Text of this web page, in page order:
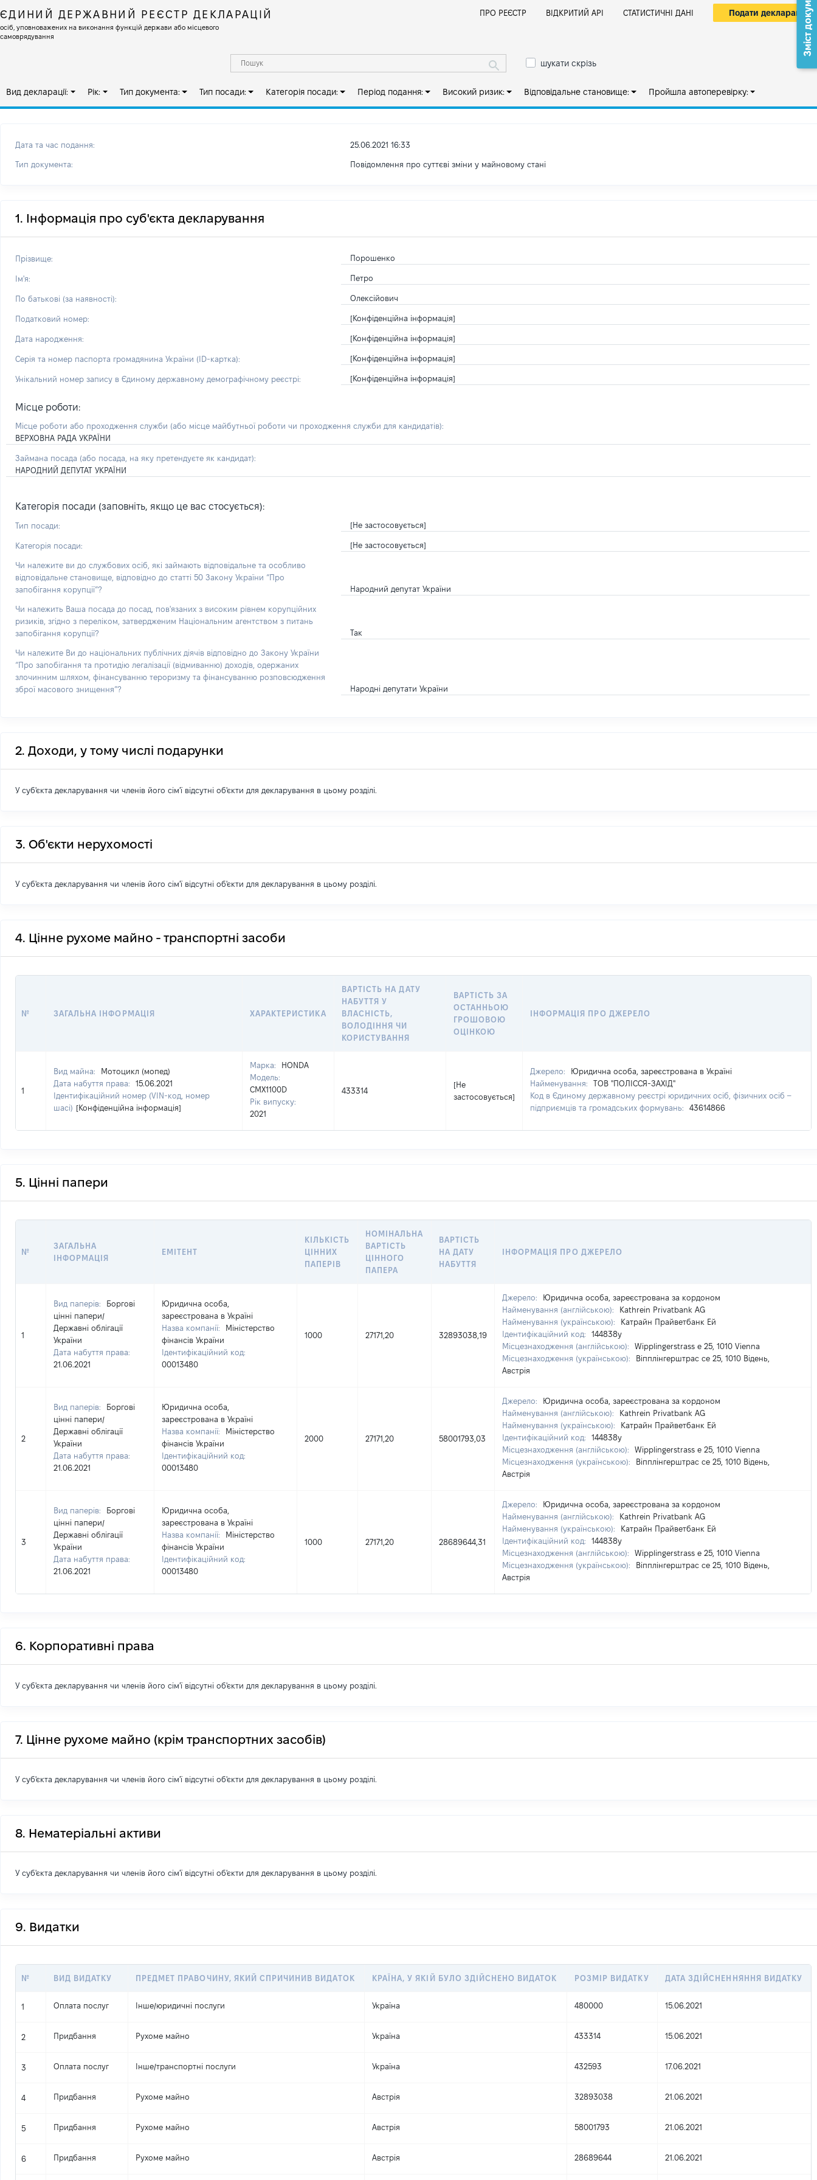
ЄДИНИЙ ДЕРЖАВНИЙ РЕЄСТР ДЕКЛАРАЦІЙ
осіб, уповноважених на виконання функцій держави або місцевого
самоврядування
ПРО РЕЄСТР ВІДКРИТИЙ АРІ СТАТИСТИЧНІ ДАНІ Подати декларацію
шукати скрізь
Вид декларації: Рік: Тип документа: Тип посади: Категорія посади: Період подання: Високий ризик: Відповідальне становище: Пройшла автоперевірку:
Дата та час подання: 25.06.2021 16:33
Тип документа: Повідомлення про суттєві зміни y майновому стані
1. Інформація про суб'єкта декларування
Прізвище: Порошенко
Ім'я: Петро
По батькові (за наявності): Олексійович
Податковий номер: [Конфіденційна інформація]
Дата народження: [Конфіденційна інформація]
Серія та номер паспорта громадянина України (ID-картка): [Конфіденційна інформація]
Унікальний номер запису в Єдиному державному демографічному реєстрі: [Конфіденційна інформація]
Місце роботи:
Місце роботи або проходження служби (або місце майбутньої роботи чи проходження служби для кандидатів):
ВЕРХОВНА РАДА УКРАЇНИ
Займана посада (або посада, на яку претендуєте як кандидат):
НАРОДНИЙ ДЕПУТАТ УКРАЇНИ
Категорія посади (заповніть, якщо це вас стосується):
Тип посади: [Не застосовується]
Категорія посади: [Не застосовується]
Чи належите ви до службових осіб, які займають відповідальне та особливо
відповідальне становище, відповідно до статті 50 Закону України “Про
запобігання корупції”?
Народний депутат України
Чи належить Ваша посада до посад, пов'язаних з високим рівнем корупційних
ризиків, згідно з переліком, затвердженим Національним агентством з питань
запобігання корупції?
Так
Чи належите Ви до національних публічних діячів відповідно до Закону України
“Про запобігання та протидію легалізації (відмиванню) доходів, одержаних
злочинним шляхом, фінансуванню тероризму та фінансуванню розповсюдження
зброї масового знищення”?
Народні депутати України
2. Доходи, у тому числі подарунки
У суб'єкта декларування чи членів його сім'ї відсутні об'єкти для декларування в цьому розділі.
3. Об'єкти нерухомості
У суб'єкта декларування чи членів його сім'ї відсутні об'єкти для декларування в цьому розділі.
4. Цінне рухоме майно - транспортні засоби
№ ЗАГАЛЬНА ІНФОРМАЦІЯ ХАРАКТЕРИСТИКА
ВАРТІСТЬ НА ДАТУ
НАБУТТЯ У
ВЛАСНІСТЬ,
ВОЛОДІННЯ ЧИ
КОРИСТУВАННЯ
ВАРТІСТЬ ЗА
ОСТАННЬОЮ
ГРОШОВОЮ
ОЦІНКОЮ
ІНФОРМАЦІЯ ПРО ДЖЕРЕЛО
1
Вид майна:
Мотоцикл (мопед)
Дата набуття права:
15.06.2021
Ідентифікаційний номер (VIN-код, номер
шасі) [Конфіденційна інформація]
Марка:
HONDA
Модель:
CMX1100D
Рік випуску:
2021
433314
[Не
застосовується]
Джерело:
Юридична особа, зареєстрована в Україні
Найменування:
ТОВ "ПОЛІССЯ-ЗАХІД"
Код в Єдиному державному реєстрі юридичних осіб, фізичних осіб –
підприємців та громадських формувань:
43614866
5. Цінні папери
№
ЗАГАЛЬНА
ІНФОРМАЦІЯ
ЕМІТЕНТ
КІЛЬКІСТЬ
ЦІННИХ
ПАПЕРІВ
НОМІНАЛЬНА
ВАРТІСТЬ
ЦІННОГО
ПАПЕРА
ВАРТІСТЬ
НА ДАТУ
НАБУТТЯ
ІНФОРМАЦІЯ ПРО ДЖЕРЕЛО
1
Вид паперів:
Боргові
цінні папери/
Державні облігації
України
Дата набуття права:
21.06.2021
Юридична особа,
зареєстрована в Україні
Назва компанії:
Міністерство
фінансів України
Ідентифікаційний код:
00013480
1000 27171,20 32893038,19
Джерело:
Юридична особа, зареєстрована за кордоном
Найменування (англійською):
Kathrein Privatbank AG
Найменування (українською):
Катрайн Прайветбанк Ей
Ідентифікаційний код:
144838y
Місцезнаходження (англійською):
Wipplingerstrass e 25, 1010 Vienna
Місцезнаходження (українською):
Віпплінгерштрас се 25, 1010 Відень,
Австрія
2
Вид паперів:
Боргові
цінні папери/
Державні облігації
України
Дата набуття права:
21.06.2021
Юридична особа,
зареєстрована в Україні
Назва компанії:
Міністерство
фінансів України
Ідентифікаційний код:
00013480
2000 27171,20 58001793,03
Джерело:
Юридична особа, зареєстрована за кордоном
Найменування (англійською):
Kathrein Privatbank AG
Найменування (українською):
Катрайн Прайветбанк Ей
Ідентифікаційний код:
144838y
Місцезнаходження (англійською):
Wipplingerstrass e 25, 1010 Vienna
Місцезнаходження (українською):
Віпплінгерштрас се 25, 1010 Відень,
Австрія
3
Вид паперів:
Боргові
цінні папери/
Державні облігації
України
Дата набуття права:
21.06.2021
Юридична особа,
зареєстрована в Україні
Назва компанії:
Міністерство
фінансів України
Ідентифікаційний код:
00013480
1000 27171,20 28689644,31
Джерело:
Юридична особа, зареєстрована за кордоном
Найменування (англійською):
Kathrein Privatbank AG
Найменування (українською):
Катрайн Прайветбанк Ей
Ідентифікаційний код:
144838y
Місцезнаходження (англійською):
Wipplingerstrass e 25, 1010 Vienna
Місцезнаходження (українською):
Віпплінгерштрас се 25, 1010 Відень,
Австрія
6. Корпоративні права
У суб'єкта декларування чи членів його сім'ї відсутні об'єкти для декларування в цьому розділі.
7. Цінне рухоме майно (крім транспортних засобів)
У суб'єкта декларування чи членів його сім'ї відсутні об'єкти для декларування в цьому розділі.
8. Нематеріальні активи
У суб'єкта декларування чи членів його сім'ї відсутні об'єкти для декларування в цьому розділі.
9. Видатки
№ ВИД ВИДАТКУ ПРЕДМЕТ ПРАВОЧИНУ, ЯКИЙ СПРИЧИНИВ ВИДАТОК КРАЇНА, У ЯКІЙ БУЛО ЗДІЙСНЕНО ВИДАТОК РОЗМІР ВИДАТКУ ДАТА ЗДІЙСНЕННЯННЯ ВИДАТКУ
1 Оплата послуг Інше/юридичні послуги Україна 480000 15.06.2021
2 Придбання Рухоме майно Україна 433314 15.06.2021
3 Оплата послуг Інше/транспортні послуги Україна 432593 17.06.2021
4 Придбання Рухоме майно Австрія 32893038 21.06.2021
5 Придбання Рухоме майно Австрія 58001793 21.06.2021
6 Придбання Рухоме майно Австрія 28689644 21.06.2021
Зміст документа